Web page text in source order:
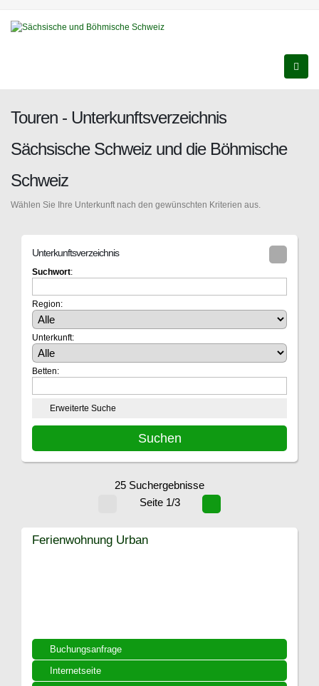
Touren - Unterkunftsverzeichnis
Sächsische Schweiz und die Böhmische
Schweiz
Wählen Sie Ihre Unterkunft nach den gewünschten Kriterien aus.
Unterkunftsverzeichnis
Suchwort:
Region:
Unterkunft:
Betten:
Erweiterte Suche
25 Suchergebnisse
Seite 1/3
Buchungsanfrage
Internetseite
Ferienwohnung Urban